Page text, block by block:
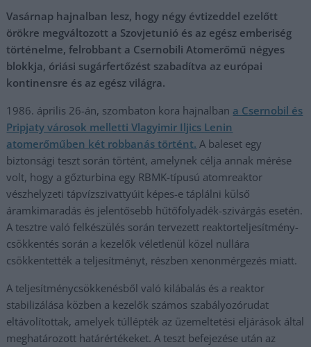
Vasárnap hajnalban lesz, hogy négy évtizeddel ezelőtt
örökre megváltozott a Szovjetunió és az egész emberiség
történelme, felrobbant a Csernobili Atomerőmű négyes
blokkja, óriási sugárfertőzést szabadítva az európai
kontinensre és az egész világra.
1986. április 26-án, szombaton kora hajnalban a Csernobil és
Pripjaty városok melletti Vlagyimir Iljics Lenin
atomerőműben két robbanás történt. A baleset egy
biztonsági teszt során történt, amelynek célja annak mérése
volt, hogy a gőzturbina egy RBMK-típusú atomreaktor
vészhelyzeti tápvízszivattyúit képes-e táplálni külső
áramkimaradás és jelentősebb hűtőfolyadék-szivárgás esetén.
A tesztre való felkészülés során tervezett reaktorteljesítmény-
csökkentés során a kezelők véletlenül közel nullára
csökkentették a teljesítményt, részben xenonmérgezés miatt.
A teljesítménycsökkenésből való kilábalás és a reaktor
stabilizálása közben a kezelők számos szabályozórudat
eltávolítottak, amelyek túllépték az üzemeltetési eljárások által
meghatározott határértékeket. A teszt befejezése után az